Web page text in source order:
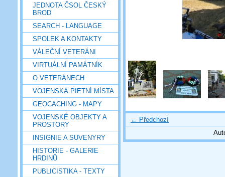
JEDNOTA ČSOL ČESKÝ
BROD
SEARCH - LANGUAGE
SPOLEK A KONTAKTY
VÁLEČNÍ VETERÁNI
VIRTUÁLNÍ PAMÁTNÍK
O VETERÁNECH
VOJENSKÁ PIETNÍ MÍSTA
GEOCACHING - MAPY
VOJENSKÉ OBJEKTY A
PROSTORY
INSIGNIE A SUVENYRY
HISTORIE - GALERIE
HRDINŮ
PUBLICISTIKA - TEXTY
← Předchozí